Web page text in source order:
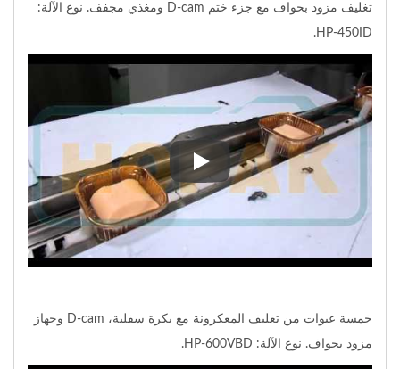
تغليف مزود بحواف مع جزء ختم D-cam ومغذي مجفف. نوع الآلة:
HP-450ID.
تغليف مزود بحواف مع جزء ختم D-cam ومغذي مجفف. نوع الآلة: HP-450ID.
خمسة عبوات من تغليف المعكرونة مع بكرة سفلية، D-cam وجهاز
مزود بحواف. نوع الآلة: HP-600VBD.